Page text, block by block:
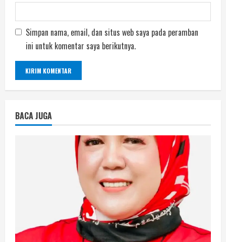
Simpan nama, email, dan situs web saya pada peramban
ini untuk komentar saya berikutnya.
BACA JUGA